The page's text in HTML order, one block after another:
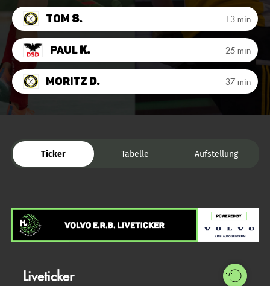
TomS. 13 min
PaulK. 25 min
Moritz D. 37 min
Ticker Tabelle Aufstellung
Liveticker